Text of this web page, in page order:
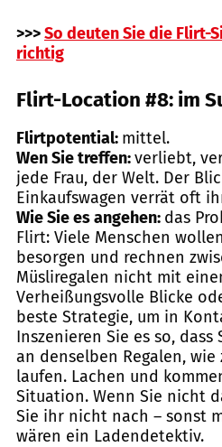
>>>So deuten Sie die Flirt-
richtig
Flirt-Location #8: im
Flirtpotential: mittel.
Wen Sie treffen:verliebt,
jede Frau, der Welt. Der
Einkaufswagen verrät oft
Wie Sie es angehen: das
Flirt: Viele Menschen
besorgen und rechnen
Müsliregalen nicht mit
Verheißungsvolle Blicke
beste Strategie, um in
Inszenieren Sie es so,
an denselben Regalen,
laufen. Lachen und
Situation. Wenn Sie nicht
Sie ihr nicht nach – sonst
wären ein Ladendetektiv.